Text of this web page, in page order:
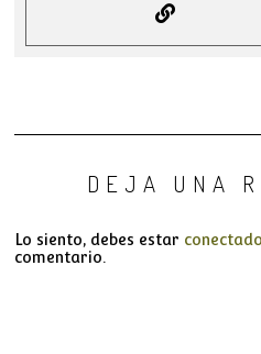
DEJA UNA
Lo siento, debes estar conectado
comentario.